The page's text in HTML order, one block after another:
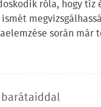
róla, hogy
során
barátaiddal